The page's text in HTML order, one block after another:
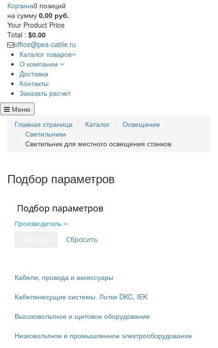
Корзина0 позиций
на сумму 0,00 руб.
Your Product Price
Total : $0.00
office@pes-cable.ru
Каталог товаров
О компании
Доставка
Контакты
Заказать расчет
Меню
Главная страница
Каталог
Освещение
Светильники
Светильник для местного освещения станков
Подбор параметров
Подбор параметров
Производитель
Кабели, провода и аксессуары
Кабеленесущие системы. Лотки DKC, IEK
Высоковольтное и щитовое оборудование
Низковольтное и промышленное электрооборудование